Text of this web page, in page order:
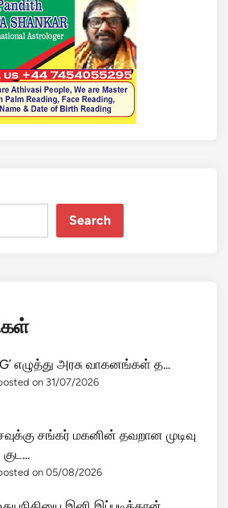
Search
எழுத்து அரசு வாகனங்கள் த...
on 31/07/2026
சங்கர் மகனின் தவறான முடிவு
குட...
on 05/08/2026